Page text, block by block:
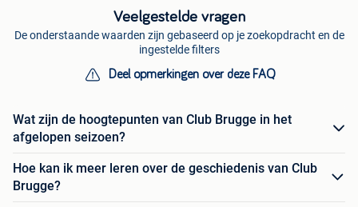
Veelgestelde vragen
De onderstaande waarden zijn gebaseerd op je zoekopdracht en de
ingestelde filters
Deel opmerkingen over deze FAQ
Wat zijn de hoogtepunten van Club Brugge in het
afgelopen seizoen?
Hoe kan ik meer leren over de geschiedenis van Club
Brugge?